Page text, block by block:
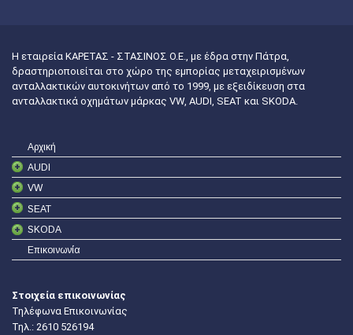
Η εταιρεία ΚΑΡΕΤΑΣ - ΣΤΑΣΙΝΟΣ Ο.Ε., με έδρα στην Πάτρα,
δραστηριοποιείται στο χώρο της εμπορίας μεταχειρισμένων
ανταλλακτικών αυτοκινήτων από το 1999, με εξειδίκευση στα
ανταλλακτικά οχημάτων μάρκας VW, AUDI, SEAT και SKODA.
Αρχική
AUDI
VW
SEAT
SKODA
Επικοινωνία
Στοιχεία επικοινωνίας
Τηλέφωνα Επικοινωνίας
Τηλ.: 2610 526194